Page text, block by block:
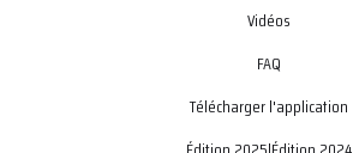
Vidéos
FAQ
Télécharger l'application